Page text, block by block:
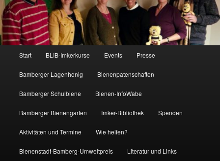
Start BLIB-Imkerkurse Events Presse
Bamberger Lagenhonig Bienenpatenschaften
Bamberger Schulbiene Bienen-InfoWabe
Bamberger Bienengarten Imker-Bibliothek Spenden
Aktivitäten und Termine Wie helfen?
Bienenstadt-Bamberg-Umweltpreis Literatur und Links